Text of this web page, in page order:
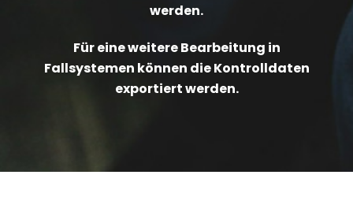
werden.
Für eine weitere Bearbeitung in
Fallsystemen können die Kontrolldaten
exportiert werden.